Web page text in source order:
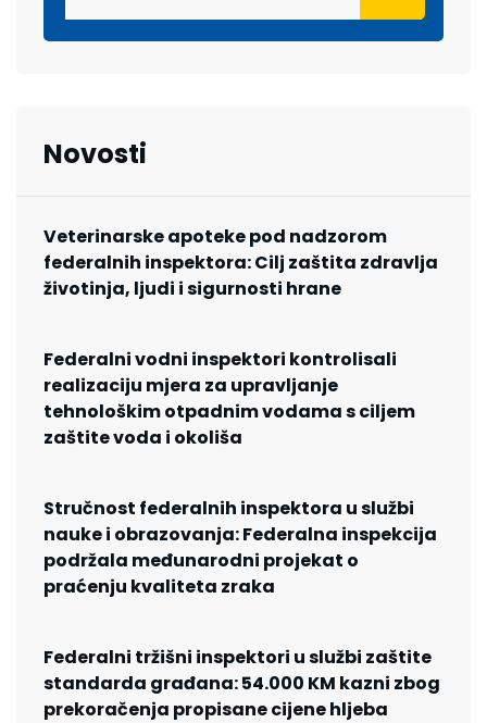
Novosti
Veterinarske apoteke pod nadzorom
federalnih inspektora: Cilj zaštita zdravlja
životinja, ljudi i sigurnosti hrane
Federalni vodni inspektori kontrolisali
realizaciju mjera za upravljanje
tehnološkim otpadnim vodama s ciljem
zaštite voda i okoliša
Stručnost federalnih inspektora u službi
nauke i obrazovanja: Federalna inspekcija
podržala međunarodni projekat o
praćenju kvaliteta zraka
Federalni tržišni inspektori u službi zaštite
standarda građana: 54.000 KM kazni zbog
prekoračenja propisane cijene hljeba